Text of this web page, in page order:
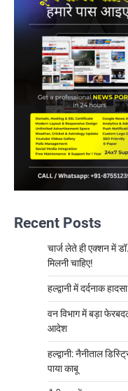
Recent Posts
चार्ज लेते ही एक्शन में
मिलनी चाहिए!
हल्द्वानी में दर्दनाक
वन विभाग में बड़ा
आदेश
हल्द्वानी: नैनीताल
पाया काबू